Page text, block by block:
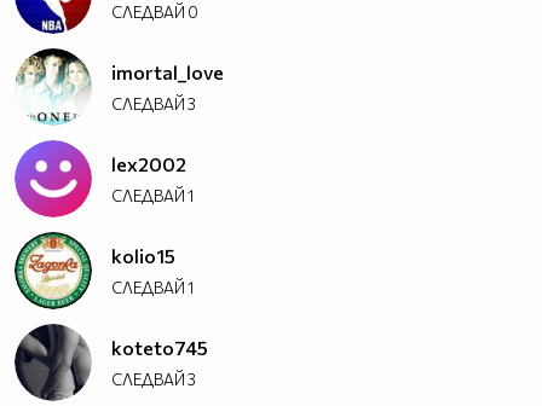
СЛЕДВАЙ 0
imortal_love
СЛЕДВАЙ3
lex2002
СЛЕДВАЙ1
kolio15
СЛЕДВАЙ1
koteto745
СЛЕДВАЙ3